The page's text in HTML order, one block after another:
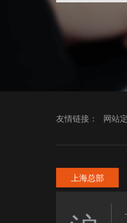
友情链接： 网站
上海总部